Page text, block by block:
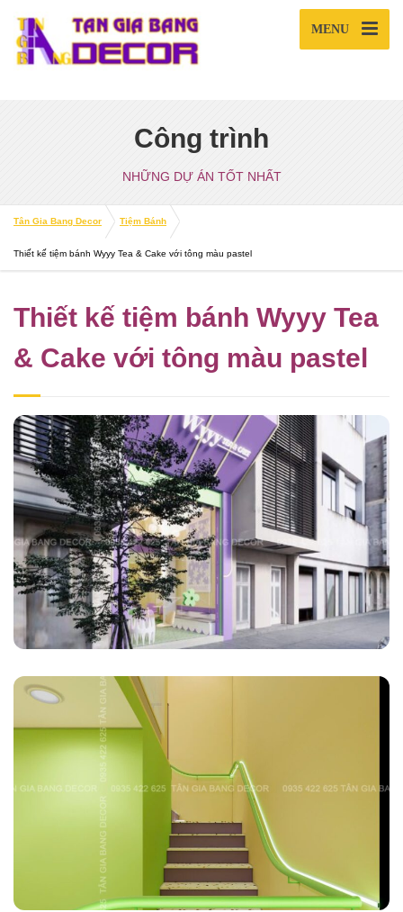
MENU
Công trình
NHỮNG DỰ ÁN TỐT NHẤT
Tân Gia Bang Decor Tiệm Bánh
Thiết kế tiệm bánh Wyyy Tea & Cake với tông màu pastel
Thiết kế tiệm bánh Wyyy Tea
& Cake với tông màu pastel